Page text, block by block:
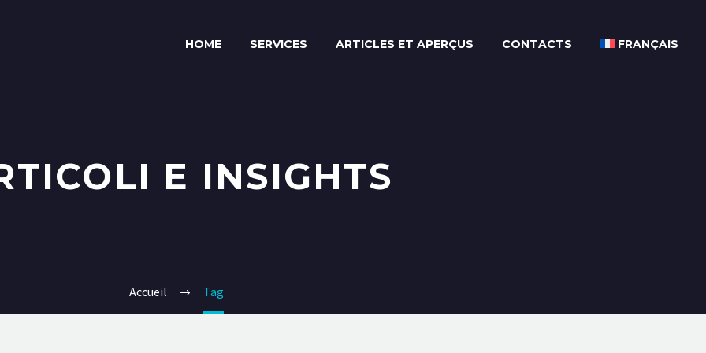
HOME SERVICES ARTICLES ET APERÇUS CONTACTS FRANÇAIS
E INSIGHTS
Accueil Tag